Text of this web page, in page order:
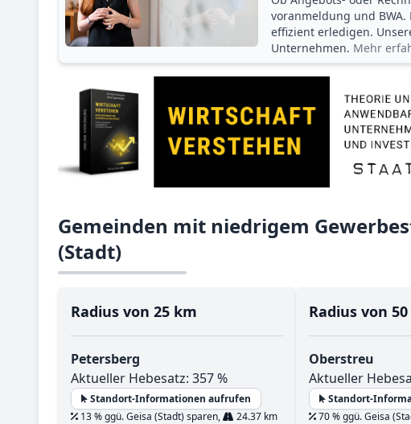
voranmeldung und
effizient erledigen.
Unternehmen. Mehr
Gemeinden mit niedrigem
(Stadt)
Radius von 25 km
Petersberg
Aktueller Hebesatz: 357 %
Standort-Informationen aufrufen
13 % ggü. Geisa (Stadt) sparen,
24.37 km
Radius von
Oberstreu
Aktueller
Standort-
70 % ggü. Geisa